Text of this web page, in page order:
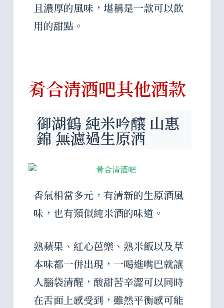
且濃厚的風味，堪稱是一款可以飲
用的甜點。
肴合清酒吧其他酒款
御湖鶴 純米吟釀 山惠
錦 無濾過生原酒
香氣相當多元，有清新的生原酒風
味，也有類似純米酒的味道。
熟蘋果、紅心芭樂、熟米飯以及草
本味都一併出現，一喝進嘴巴就讓
人腦袋清醒，酸甜苦辛澀可以同時
在舌面上感受到，雖然平衡感可能